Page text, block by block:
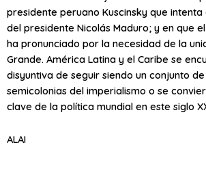
presidente peruano Kuscinsky que
del presidente Nicolás Maduro; y en que
ha pronunciado por la necesidad de la
Grande. América Latina y el Caribe se
disyuntiva de seguir siendo un conjunto
semicolonias del imperialismo o se
clave de la política mundial en este siglo
ALAI